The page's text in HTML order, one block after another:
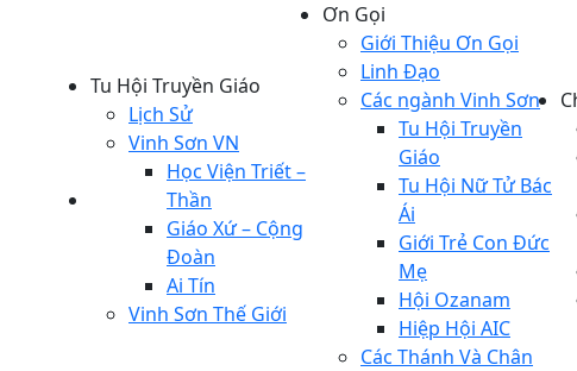
Tu Hội Truyền Giáo
Lịch Sử
Vinh Sơn VN
Học Viện Triết –
Thần
Giáo Xứ – Cộng
Đoàn
Ai Tín
Vinh Sơn Thế Giới
Ơn Gọi
Giới Thiệu Ơn Gọi
Linh Đạo
Các ngành Vinh Sơn
Tu Hội Truyền
Giáo
Tu Hội Nữ Tử Bác
Ái
Giới Trẻ Con Đức
Mẹ
Hội Ozanam
Hiệp Hội AIC
Các Thánh Và Chân